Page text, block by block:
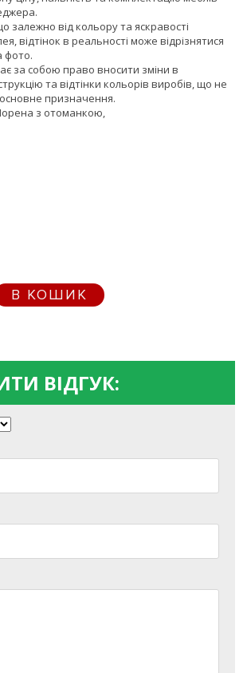
залежно від кольору та яскравості
відтінок в реальності може відрізнятися
фото.
за собою право вносити зміни в
та відтінки кольорів виробів, що не
призначення.
В КОШИК
ВІДГУК: